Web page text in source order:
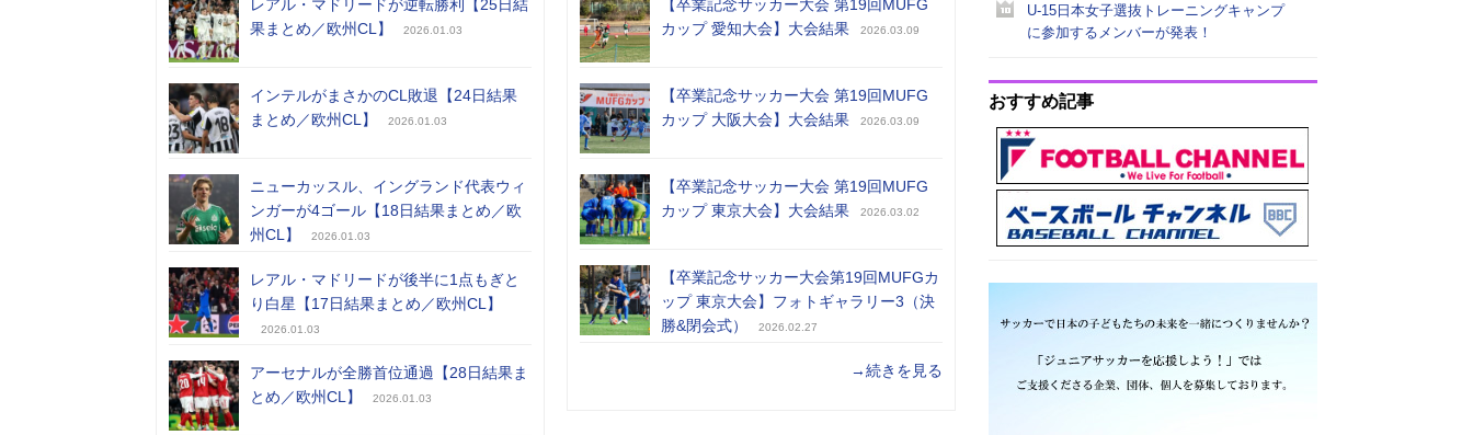
レアル・マドリードが逆転勝利【25日結
果まとめ／欧州CL】
2026.01.03
インテルがまさかのCL敗退【24日結果
まとめ／欧州CL】
2026.01.03
ニューカッスル、イングランド代表ウィ
ンガーが4ゴール【18日結果まとめ／欧
州CL】
2026.01.03
レアル・マドリードが後半に1点もぎと
り白星【17日結果まとめ／欧州CL】
2026.01.03
アーセナルが全勝首位通過【28日結果ま
とめ／欧州CL】
2026.01.03
【卒業記念サッカー大会 第19回MUFG
カップ 愛知大会】大会結果
2026.03.09
【卒業記念サッカー大会 第19回MUFG
カップ 大阪大会】大会結果
2026.03.09
【卒業記念サッカー大会 第19回MUFG
カップ 東京大会】大会結果
2026.03.02
【卒業記念サッカー大会第19回MUFGカ
ップ 東京大会】フォトギャラリー3（決
勝&閉会式）
2026.02.27
→続きを見る
U-15日本女子選抜トレーニングキャンプ
に参加するメンバーが発表！
おすすめ記事